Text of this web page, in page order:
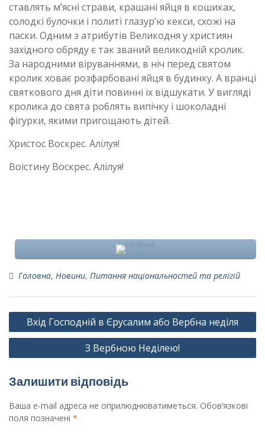
ставлять м’ясні страви, крашані яйця в кошиках,
солодкі булочки і политі глазур’ю кекси, схожі на
паски. Одним з атрибутів Великодня у християн
західного обряду є так званий великодній кролик.
За народними віруваннями, в ніч перед святом
кролик ховає розфарбовані яйця в будинку. А вранці
святкового дня діти повинні їх відшукати. У вигляді
кролика до свята роблять випічку і шоколадні
фігурки, якими пригощають дітей.
Христос Воскрес. Алілуя!
Воістину Воскрес. Алілуя!
Головна, Новини, Питання національностей та релігій
Навігація
записів
Вхід Господній в Єрусалим або Вербна неділя
З Вербною Неділею!
Залишити відповідь
Ваша e-mail адреса не оприлюднюватиметься. Обов’язкові
поля позначені *